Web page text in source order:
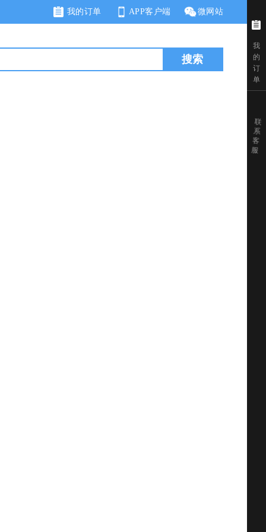
我的订单 APP客户端 微网站
搜索
我
的
订
单
联
系
客
服